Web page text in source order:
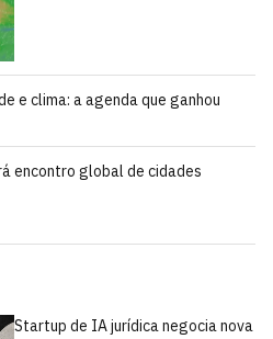
e clima: a agenda que ganhou
encontro global de cidades
Startup de IA jurídica negocia nova